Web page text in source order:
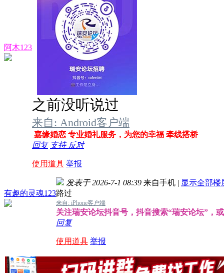
阿木123
之前没听说过
来自: Android客户端
嘉缘婚恋 专业婚礼服务，为您的幸福 牵线搭桥
回复 支持 反对
使用道具 举报
有趣的灵魂123
发表于 2026-7-1 08:39 来自手机 | 显示全部楼
路过
来自: iPhone客户端
关注瑞安论坛抖音号，抖音搜索“瑞安论坛”，
回复
使用道具 举报